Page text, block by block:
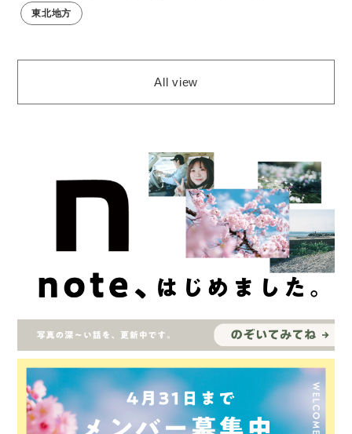
東北地方
All view